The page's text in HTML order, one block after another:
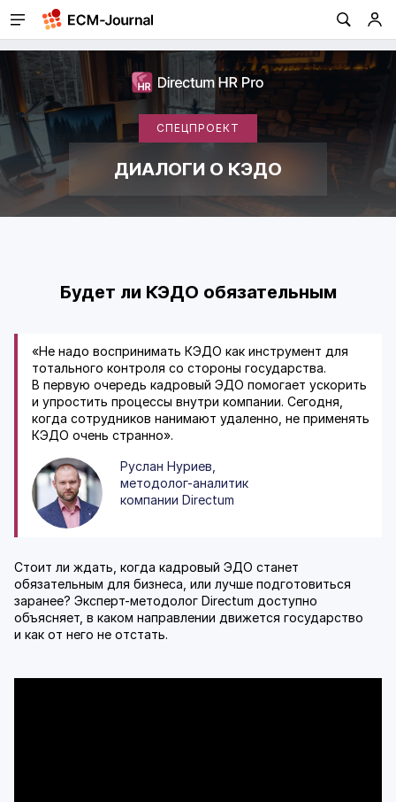
СПЕЦПРОЕКТ
ДИАЛОГИ О КЭДО
Будет ли КЭДО обязательным
«Не надо воспринимать КЭДО как инструмент для
тотального контроля со стороны государства.
В первую очередь кадровый ЭДО помогает ускорить
и упростить процессы внутри компании. Сегодня,
когда сотрудников нанимают удаленно, не применять
КЭДО очень странно».
Руслан Нуриев,
методолог-аналитик
компании Directum
Стоит ли ждать, когда кадровый ЭДО станет
обязательным для бизнеса, или лучше подготовиться
заранее? Эксперт-методолог Directum доступно
объясняет, в каком направлении движется государство
и как от него не отстать.